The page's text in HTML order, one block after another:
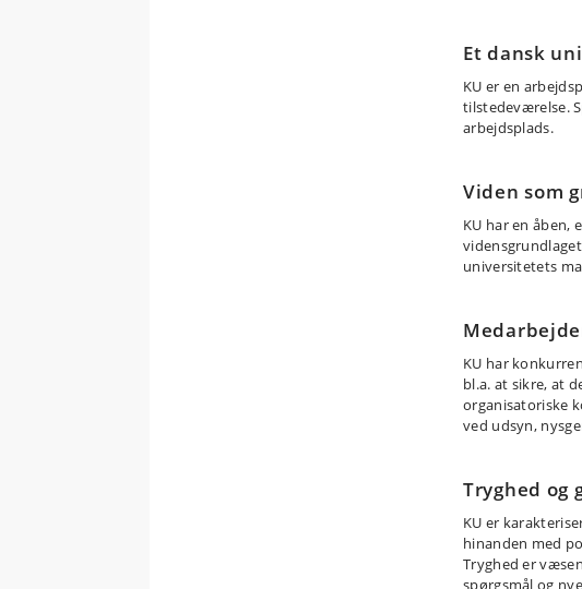
Et dansk
KU er en
tilstedeværelse.
arbejdsplads.
Viden som
KU har en
universitetets
KU har
bl.a. at sikre, at
organisatoriske
ved udsyn,
Tryghed og
KU er
hinanden med
Tryghed er
spørgsmål og